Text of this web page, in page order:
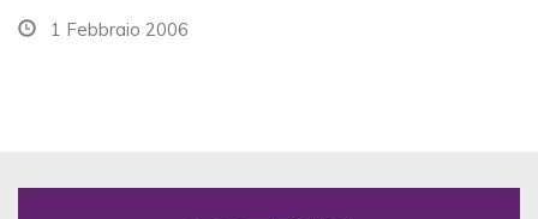
1 Febbraio 2006